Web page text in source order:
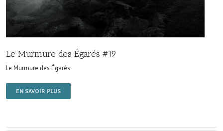
Le Murmure des Égarés #19
Le Murmure des Égarés
EN SAVOIR PLUS